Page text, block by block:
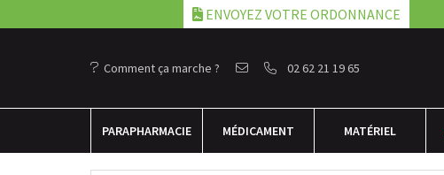
ENVOYEZ VOTRE ORDONNANCE
Comment ça marche ? 02 62 21 19 65
PARAPHARMACIE MÉDICAMENT MATÉRIEL